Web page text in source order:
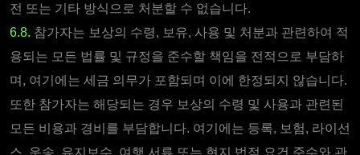
전 또는 기타 방식으로 처분할 수 없습니다.
6.8. 참가자는 보상의 수령, 보유, 사용 및 처분과 관련하여 적
용되는 모든 법률 및 규정을 준수할 책임을 전적으로 부담하
며, 여기에는 세금 의무가 포함되며 이에 한정되지 않습니다.
또한 참가자는 해당되는 경우 보상의 수령 및 사용과 관련된
모든 비용과 경비를 부담합니다. 여기에는 등록, 보험, 라이선
스, 운송, 유지보수, 여행 서류 또는 현지 법적 요건 준수와 관